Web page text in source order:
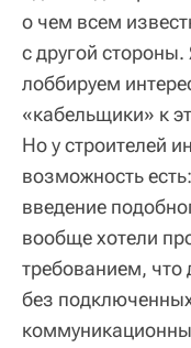
о чем всем
с другой
лоббируем
«кабельщики» к
Но у строителей
возможность
введение
вообще хотели
требованием, что
без